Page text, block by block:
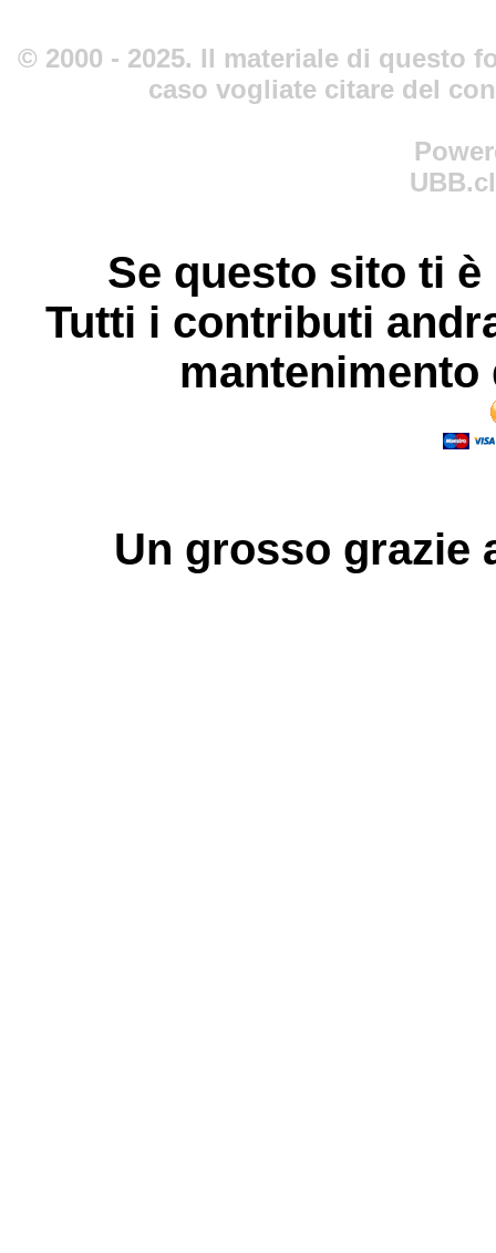
© 2000 - 2025. Il materiale di questo
caso vogliate citare del
Se questo sito ti
Tutti i contributi
Un grosso grazie